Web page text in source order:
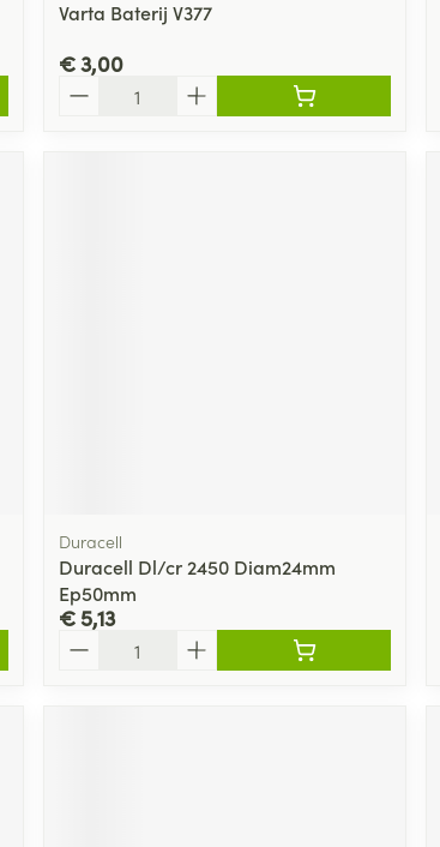
Varta Baterij V377
€ 3,00
Duracell
Duracell Dl/cr 2450 Diam24mm
Ep50mm
€ 5,13